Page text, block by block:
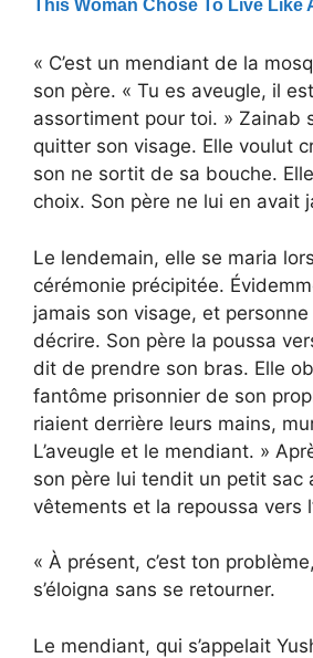
« C’est un mendiant de la
son père. « Tu es aveugle, il
assortiment pour toi. » Zainab
quitter son visage. Elle voulut
son ne sortit de sa bouche.
choix. Son père ne lui en avait
Le lendemain, elle se maria
cérémonie précipitée.
jamais son visage, et personne
décrire. Son père la poussa
dit de prendre son bras. Elle
fantôme prisonnier de son
riaient derrière leurs mains,
L’aveugle et le mendiant. »
son père lui tendit un petit sac
vêtements et la repoussa vers
« À présent, c’est ton
s’éloigna sans se retourner.
Le mendiant, qui s’appelait